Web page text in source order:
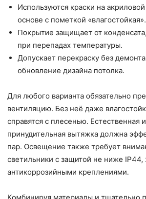
Используются краски на
основе с пометкой «влагостойкая».
Покрытие защищает от
при перепадах температуры.
Допускает перекраску без
обновление дизайна потолка.
Для любого варианта обязательно
вентиляцию. Без неё даже
справятся с плесенью. Естественная
принудительная вытяжка должна
пар. Освещение также требует
светильники с защитой не ниже IP44,
антикоррозийными креплениями.